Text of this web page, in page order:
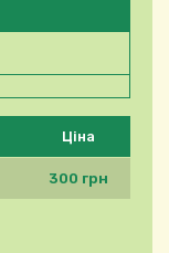
Ціна
300 грн